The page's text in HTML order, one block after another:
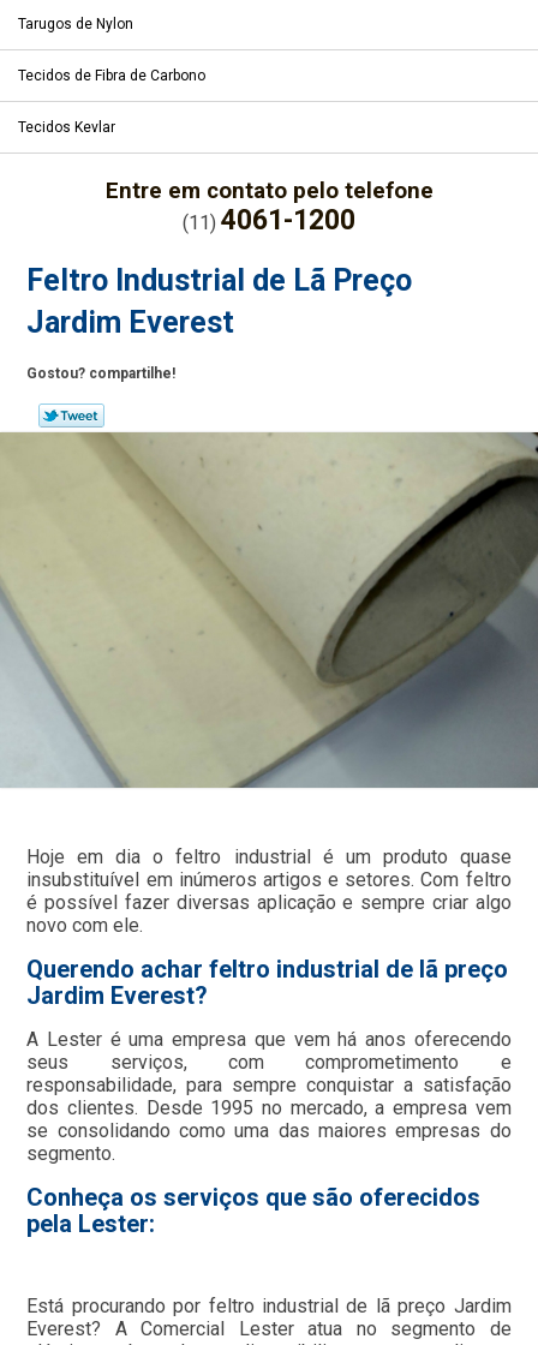
Tarugos de Nylon
Tecidos de Fibra de Carbono
Tecidos Kevlar
Entre em contato pelo telefone
(11) 4061-1200
Feltro Industrial de Lã Preço
Jardim Everest
Gostou? compartilhe!
Hoje em dia o feltro industrial é um produto quase
insubstituível em inúmeros artigos e setores. Com feltro
é possível fazer diversas aplicação e sempre criar algo
novo com ele.
Querendo achar feltro industrial de lã preço
Jardim Everest?
A Lester é uma empresa que vem há anos oferecendo
seus serviços, com comprometimento e
responsabilidade, para sempre conquistar a satisfação
dos clientes. Desde 1995 no mercado, a empresa vem
se consolidando como uma das maiores empresas do
segmento.
Conheça os serviços que são oferecidos
pela Lester:
Está procurando por feltro industrial de lã preço Jardim
Everest? A Comercial Lester atua no segmento de